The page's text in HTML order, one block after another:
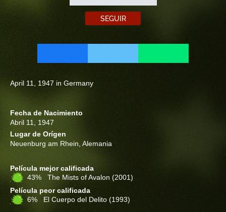
SEGUIR
April 11, 1947 in Germany
Fecha de Nacimiento
Abril 11, 1947
Lugar de Orígen
Neuenburg am Rhein, Alemania
Película mejor calificada
43% The Mists of Avalon (2001)
Película peor calificada
6% El Cuerpo del Delito (1993)